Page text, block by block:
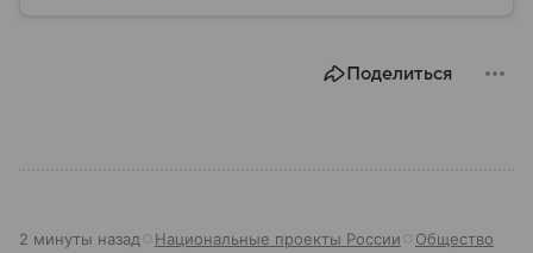
Поделиться
2 минуты назад Национальные проекты России Общество